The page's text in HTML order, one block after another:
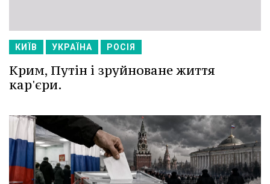
КИЇВ УКРАЇНА РОСІЯ
Крим, Путін і зруйноване життя
кар'єри.